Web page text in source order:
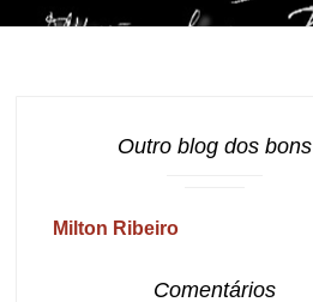
Outro blog dos bons
Milton Ribeiro
Comentários